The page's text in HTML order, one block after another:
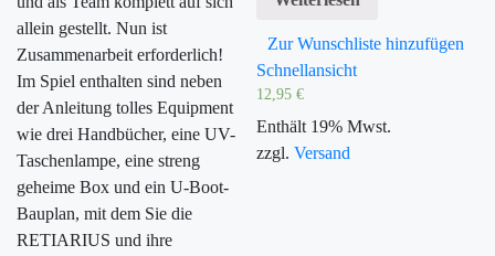
allein gestellt. Nun ist
Zusammenarbeit erforderlich!
Im Spiel enthalten sind neben
der Anleitung tolles Equipment
wie drei Handbücher, eine UV-
Taschenlampe, eine streng
geheime Box und ein U-Boot-
Bauplan, mit dem Sie die
RETIARIUS und ihre
Zur Wunschliste hinzufügen
Schnellansicht
12,95€
Enthält 19% Mwst.
zzgl.Versand